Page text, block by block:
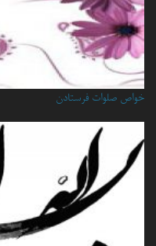
خواص صلوات فرستادن